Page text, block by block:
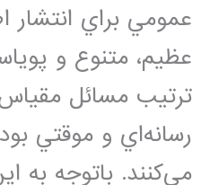
عمومي براي
عظيم، متنوع و
ترتيب مسائل
رسانه‌اي و موقتي
مي‌كنند. باتوجه به